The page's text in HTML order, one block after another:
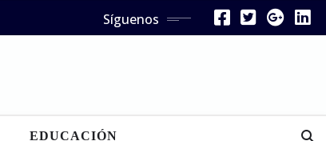
Síguenos
EDUCACIÓN